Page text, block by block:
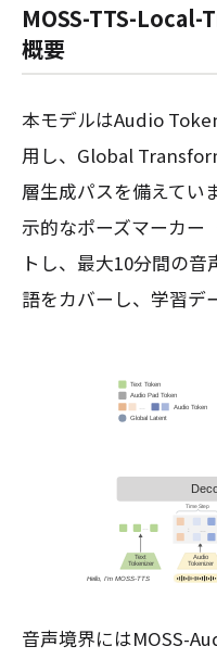
MOSS-TTS-
概要
本モデルはAudio
用し、Global
層生成パスを備えてい
示的なポーズマーカー
トし、最大10分間の
語をカバーし、学習デ
音声境界にはMOSS-